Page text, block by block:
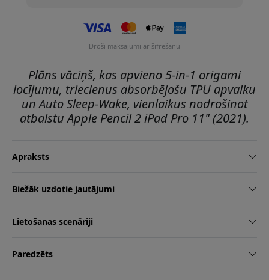
Droši maksājumi ar šifrēšanu
Plāns vāciņš, kas apvieno 5-in-1 origami
locījumu, triecienus absorbējošu TPU apvalku
un Auto Sleep-Wake, vienlaikus nodrošinot
atbalstu Apple Pencil 2 iPad Pro 11" (2021).
Apraksts
Biežāk uzdotie jautājumi
Lietošanas scenāriji
Paredzēts